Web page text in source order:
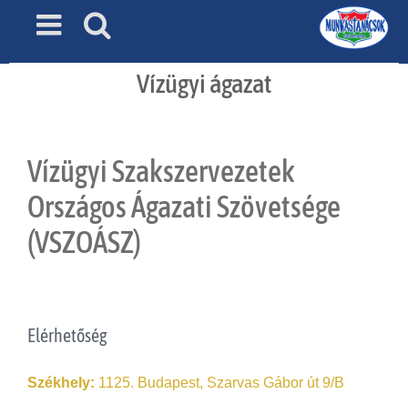
Vízügyi ágazat
Vízügyi Szakszervezetek
Országos Ágazati Szövetsége
(VSZOÁSZ)
Elérhetőség
Székhely: 1125. Budapest, Szarvas Gábor út 9/B